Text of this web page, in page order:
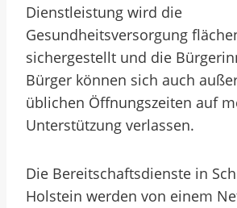
Dienstleistung wird die
Gesundheitsversorgung
sichergestellt und die
Bürger können sich auch
üblichen Öffnungszeiten auf
Unterstützung verlassen.
Die Bereitschaftsdienste in
Holstein werden von einem